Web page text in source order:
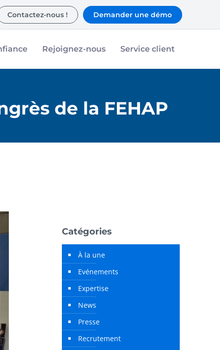
Contactez-nous ! Demander une démo
Rejoignez-nous Service client
de la FEHAP
Catégories
À la une
Evénements
Expertise
News
Presse
Recrutement